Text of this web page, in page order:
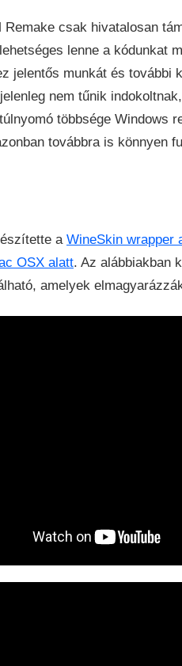
Remake csak hivatalosan
lenne a kódunkat
jelentős munkát és további
nem tűnik
többsége Windows
továbbra is könnyen
a WineSkin wrapper
OSX alatt. Az alábbiakban
amelyek